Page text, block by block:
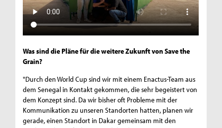
Was sind die Pläne für die weitere Zukunft von Save the
Grain?
"Durch den World Cup sind wir mit einem Enactus-Team aus
dem Senegal in Kontakt gekommen, die sehr begeistert von
dem Konzept sind. Da wir bisher oft Probleme mit der
Kommunikation zu unseren Standorten hatten, planen wir
gerade, einen Standort in Dakar gemeinsam mit den